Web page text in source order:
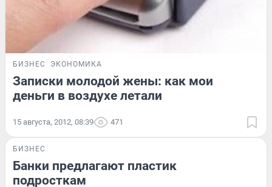
БИЗНЕС ЭКОНОМИКА
Записки молодой жены: как мои
деньги в воздухе летали
15 августа, 2012, 08:39 471
БИЗНЕС
Банки предлагают пластик
подросткам